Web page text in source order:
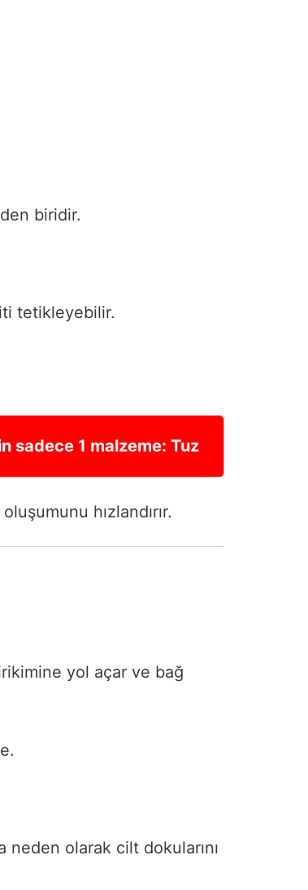
biridir.
tetikleyebilir.
sadece 1 malzeme: Tuz
hızlandırır.
yol açar ve bağ
olarak cilt dokularını